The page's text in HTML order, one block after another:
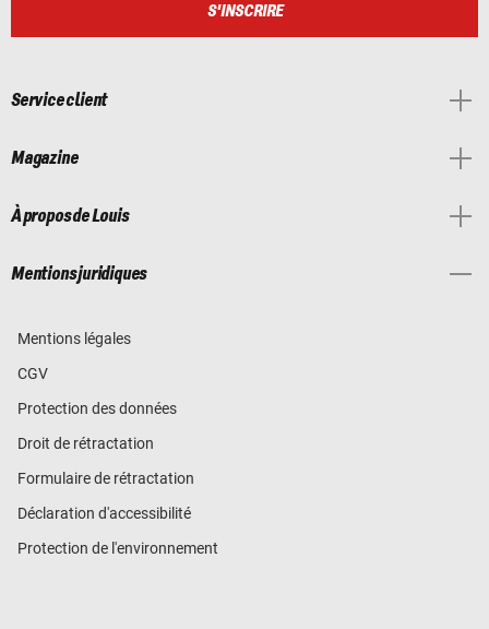
S'INSCRIRE
Service client
Magazine
À propos de Louis
Mentions juridiques
Mentions légales
CGV
Protection des données
Droit de rétractation
Formulaire de rétractation
Déclaration d'accessibilité
Protection de l'environnement